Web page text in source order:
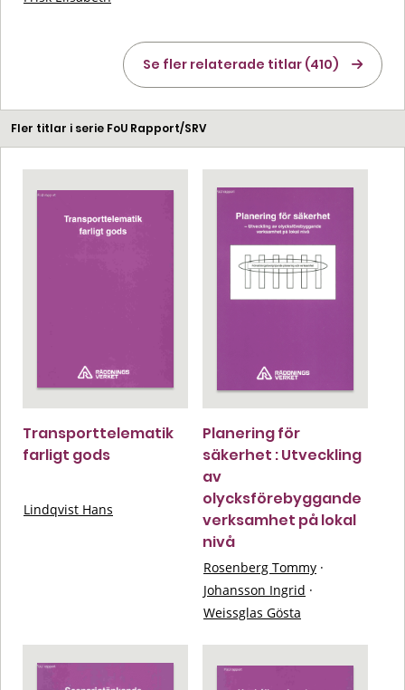
Se fler relaterade titlar (410)
Fler titlar i serie FoU Rapport/SRV
Transporttelematik
farligt gods
Lindqvist Hans
Planering för
säkerhet : Utveckling
av
olycksförebyggande
verksamhet på lokal
nivå
Rosenberg Tommy ·
Johansson Ingrid ·
Weissglas Gösta